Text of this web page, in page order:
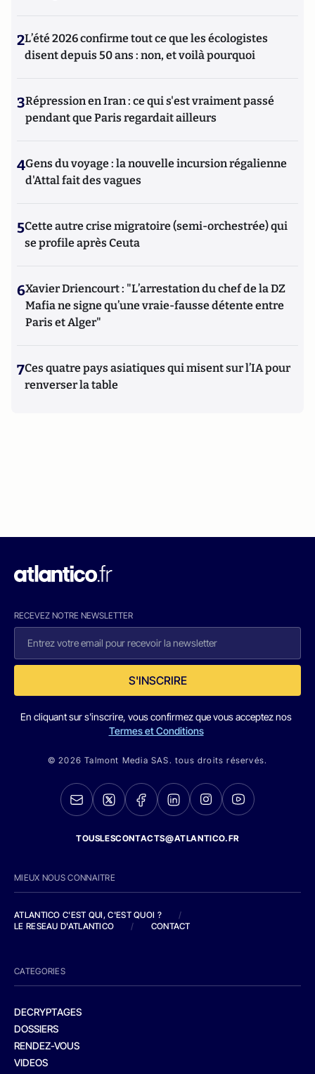
2L’été 2026 confirme tout ce que les écologistes
disent depuis 50 ans : non, et voilà pourquoi
3Répression en Iran : ce qui s'est vraiment passé
pendant que Paris regardait ailleurs
4Gens du voyage : la nouvelle incursion régalienne
d'Attal fait des vagues
5Cette autre crise migratoire (semi-orchestrée) qui
se profile après Ceuta
6Xavier Driencourt : "L’arrestation du chef de la DZ
Mafia ne signe qu’une vraie-fausse détente entre
Paris et Alger"
7Ces quatre pays asiatiques qui misent sur l’IA pour
renverser la table
RECEVEZ NOTRE NEWSLETTER
S'INSCRIRE
En cliquant sur s'inscrire, vous confirmez que vous acceptez nos
Termes et Conditions
© 2026 Talmont Media SAS. tous droits réservés.
TOUSLESCONTACTS@ATLANTICO.FR
MIEUX NOUS CONNAITRE
ATLANTICO C'EST QUI, C'EST QUOI ?
/
LE RESEAU D'ATLANTICO
/ CONTACT
CATEGORIES
DECRYPTAGES
DOSSIERS
RENDEZ-VOUS
VIDEOS